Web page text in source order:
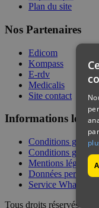
Plan du site
Nos Partenaires
Edicom
Kompass
E-rdv
Medicalis
Site contact
Informations
Conditions
Conditions
Mentions légales
Données
Service WhatsApp
Tous droits réservés | ©